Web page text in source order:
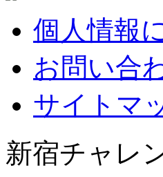
個人情報
お問い合
サイトマ
新宿チャレ